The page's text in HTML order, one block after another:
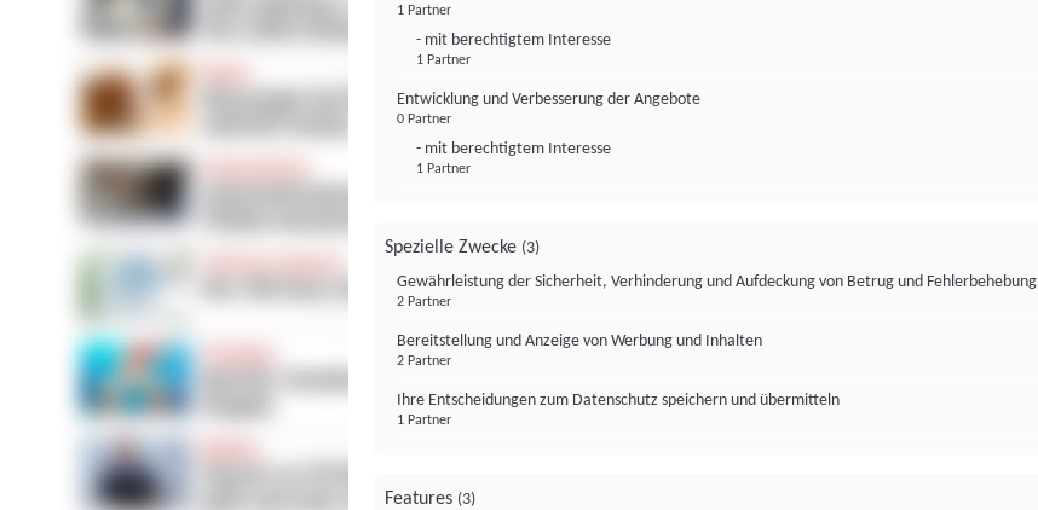
1 Partner
- mit berechtigtem Interesse
1 Partner
Entwicklung und Verbesserung der Angebote
0 Partner
- mit berechtigtem Interesse
1 Partner
Spezielle Zwecke (3)
Gewährleistung der Sicherheit, Verhinderung und Aufdeckung von Betrug und Fehlerbehebung
2 Partner
Bereitstellung und Anzeige von Werbung und Inhalten
2 Partner
Ihre Entscheidungen zum Datenschutz speichern und übermitteln
1 Partner
Features (3)